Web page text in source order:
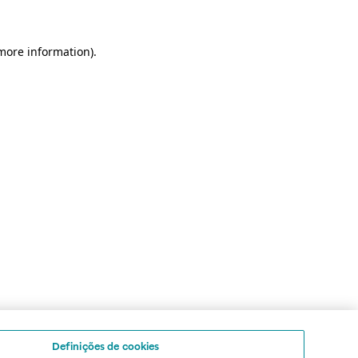
information).
Definições de cookies